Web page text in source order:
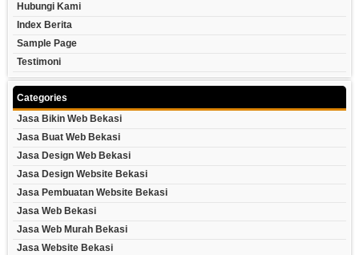
Hubungi Kami
Index Berita
Sample Page
Testimoni
Categories
Jasa Bikin Web Bekasi
Jasa Buat Web Bekasi
Jasa Design Web Bekasi
Jasa Design Website Bekasi
Jasa Pembuatan Website Bekasi
Jasa Web Bekasi
Jasa Web Murah Bekasi
Jasa Website Bekasi